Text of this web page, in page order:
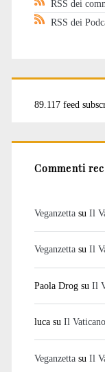
RSS dei
RSS dei
89.117 feed
Commenti
Veganzettasu Il
Veganzettasu Il
Paola Drogsu Il
lucasu Il
Veganzettasu Il